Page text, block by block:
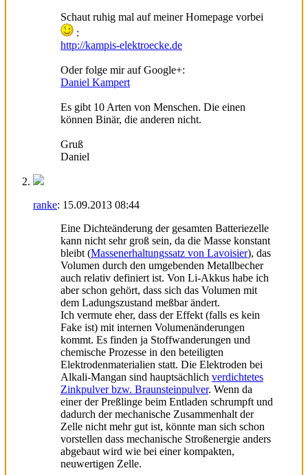
Schaut ruhig mal auf meiner Homepage vorbei
:
http://kampis-elektroecke.de
Oder folge mir auf Google+:
Daniel Kampert
Es gibt 10 Arten von Menschen. Die einen
können Binär, die anderen nicht.
Gruß
Daniel
ranke: 15.09.2013 08:44
Eine Dichteänderung der gesamten Batteriezelle
kann nicht sehr groß sein, da die Masse konstant
bleibt (Massenerhaltungssatz von Lavoisier), das
Volumen durch den umgebenden Metallbecher
auch relativ definiert ist. Von Li-Akkus habe ich
aber schon gehört, dass sich das Volumen mit
dem Ladungszustand meßbar ändert.
Ich vermute eher, dass der Effekt (falls es kein
Fake ist) mit internen Volumenänderungen
kommt. Es finden ja Stoffwanderungen und
chemische Prozesse in den beteiligten
Elektrodenmaterialien statt. Die Elektroden bei
Alkali-Mangan sind hauptsächlich verdichtetes
Zinkpulver bzw. Braunsteinpulver. Wenn da
einer der Preßlinge beim Entladen schrumpft und
dadurch der mechanische Zusammenhalt der
Zelle nicht mehr gut ist, könnte man sich schon
vorstellen dass mechanische Stroßenergie anders
abgebaut wird wie bei einer kompakten,
neuwertigen Zelle.